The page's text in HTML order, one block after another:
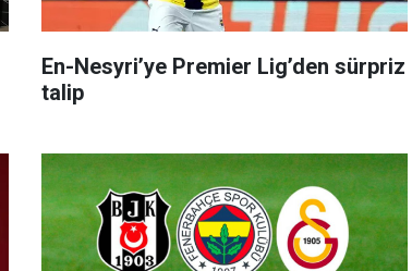
En-Nesyri’ye Premier Lig’den sürpriz
talip